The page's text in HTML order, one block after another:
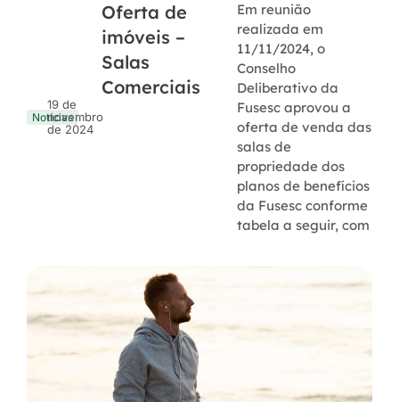
Notícias
19 de
novembro
de 2024
Oferta de
imóveis –
Salas
Comerciais
Em reunião
realizada em
11/11/2024, o
Conselho
Deliberativo da
Fusesc aprovou a
oferta de venda das
salas de
propriedade dos
planos de benefícios
da Fusesc conforme
tabela a seguir, com